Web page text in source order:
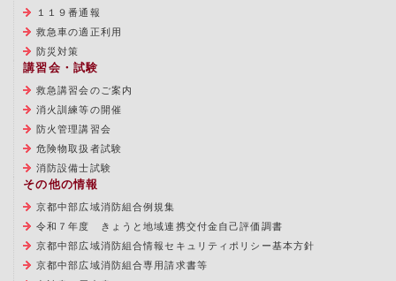
１１９番通報
救急車の適正利用
防災対策
講習会・試験
救急講習会のご案内
消火訓練等の開催
防火管理講習会
危険物取扱者試験
消防設備士試験
その他の情報
京都中部広域消防組合例規集
令和７年度 きょうと地域連携交付金自己評価調書
京都中部広域消防組合情報セキュリティポリシー基本方針
京都中部広域消防組合専用請求書等